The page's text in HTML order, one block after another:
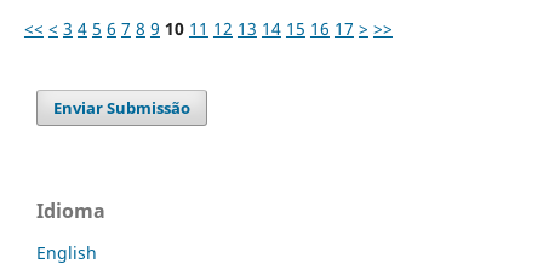
<< < 3 4 5 6 7 8 9 10 11 12 13 14 15 16 17 > >>
Enviar Submissão
Idioma
English